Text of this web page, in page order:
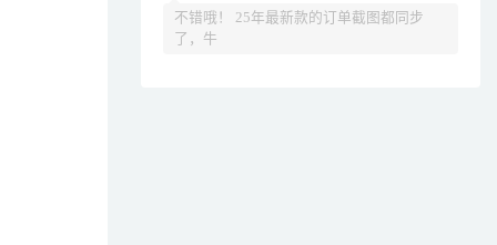
不错哦！ 25年最新款的订单截图都同步
了，牛